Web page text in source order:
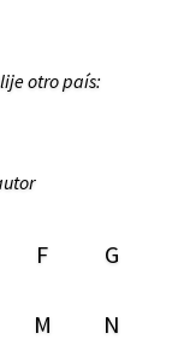
otro país:
F G
M N